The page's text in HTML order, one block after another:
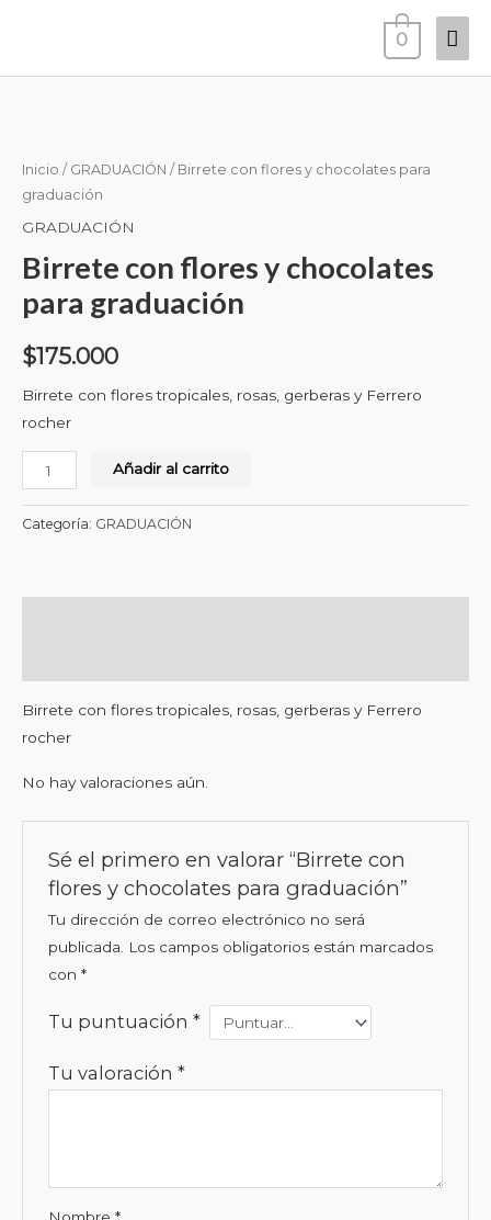
0
Inicio / GRADUACIÓN / Birrete con flores y chocolates para
graduación
GRADUACIÓN
Birrete con flores y chocolates
para graduación
$175.000
Birrete con flores tropicales, rosas, gerberas y Ferrero
rocher
flores
y
chocolates
graduación
cantidad
Añadir al carrito
Categoría: GRADUACIÓN
Birrete con flores tropicales, rosas, gerberas y Ferrero
rocher
No hay valoraciones aún.
Sé el primero en valorar “Birrete con
flores y chocolates para graduación”
Tu dirección de correo electrónico no será
publicada.
Los campos obligatorios están marcados
con *
Tu puntuación *
Tu valoración *
Nombre *